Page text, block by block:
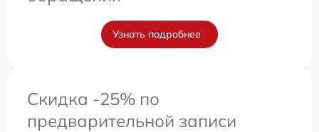
Узнать подробнее
Скидка -25% по
предварительной записи